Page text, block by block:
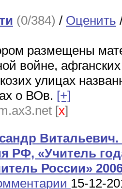
(0/384) / Оценить
размещены
войне,
улицах
о ВОв. [+]
[x]
РФ, «Учитель
России»
15-12-